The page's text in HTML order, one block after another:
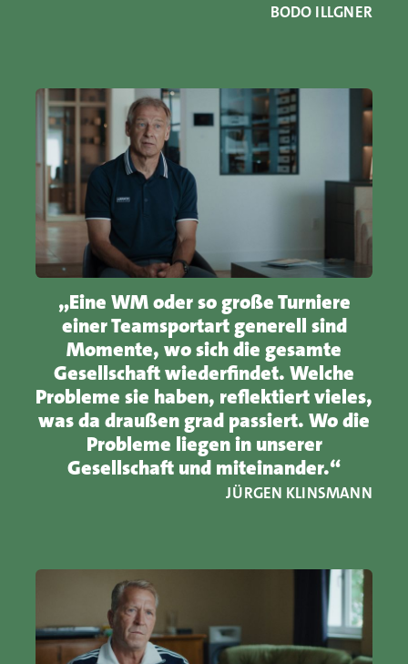
BODO ILLGNER
„Eine WM oder so große Turniere
einer Teamsportart generell sind
Momente, wo sich die gesamte
Gesellschaft wiederfindet. Welche
Probleme sie haben, reflektiert vieles,
was da draußen grad passiert. Wo die
Probleme liegen in unserer
Gesellschaft und miteinander.“
JÜRGEN KLINSMANN